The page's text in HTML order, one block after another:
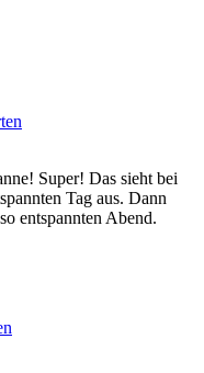
Super! Das sieht bei
Tag aus. Dann
entspannten Abend.